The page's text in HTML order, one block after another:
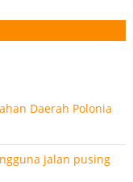
Daerah Polonia
jalan pusing